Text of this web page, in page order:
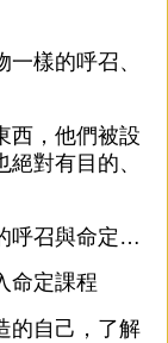
樣的呼召、
西，他們被設
對有目的、
呼召與命定…
命定課程
的自己，了解